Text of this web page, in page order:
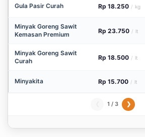
Gula Pasir Curah Rp 18.250 / kg
Minyak Goreng Sawit
Kemasan Premium
Rp 23.750 / lt
Minyak Goreng Sawit
Curah
Rp 18.500 / lt
Minyakita Rp 15.700 / lt
1 / 3 ❯